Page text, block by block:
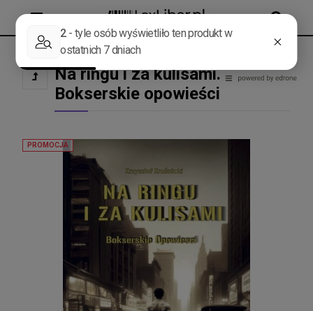
Na ringu i za kulisami.
Bokserskie opowieści
PROMOCJA